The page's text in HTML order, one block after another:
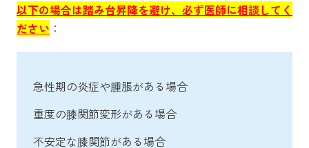
以下の場合は踏み台昇降を避け、必ず医師に相談してく
ださい ：
急性期の炎症や腫脹がある場合
重度の膝関節変形がある場合
不安定な膝関節がある場合